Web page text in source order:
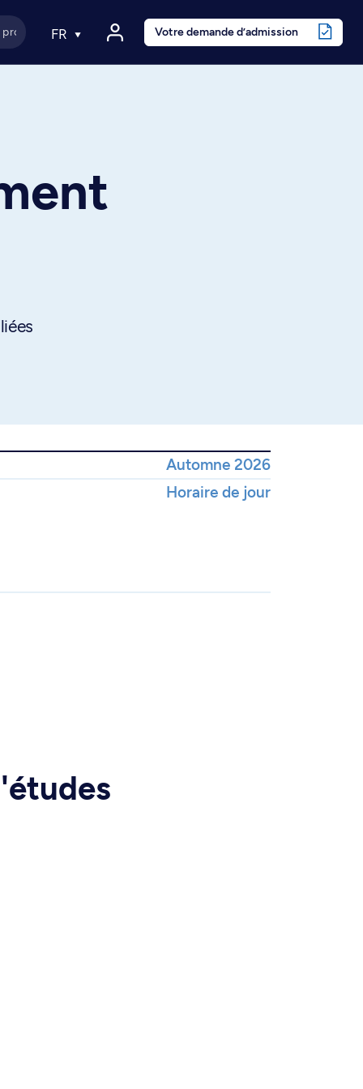
FR Votre demande d’admission
Automne 2026
Horaire de jour